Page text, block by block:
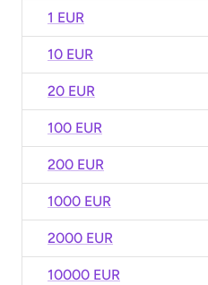
1 EUR
10 EUR
20 EUR
100 EUR
200 EUR
1000 EUR
2000 EUR
10000 EUR